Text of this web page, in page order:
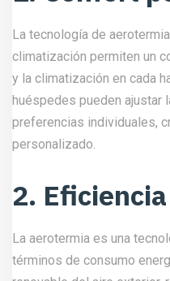
La tecnología de
climatización permiten un
y la climatización en cada
huéspedes pueden ajustar
preferencias individuales,
personalizado.
2.
La aerotermia es una
términos de consumo